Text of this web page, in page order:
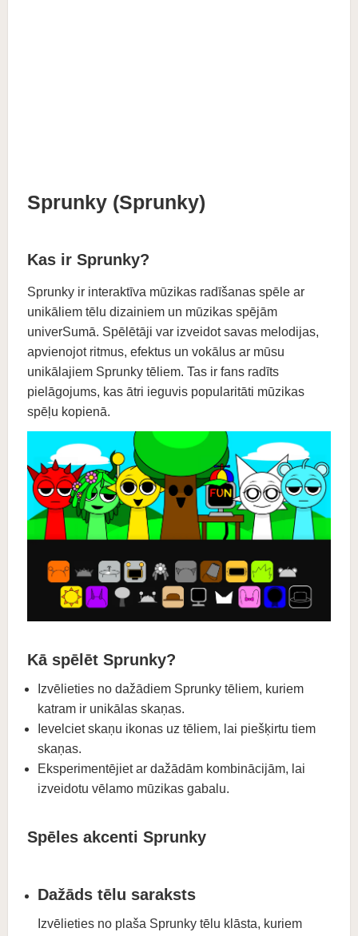
Sprunky (Sprunky)
Kas ir Sprunky?
Sprunky ir interaktīva mūzikas radīšanas spēle ar
unikāliem tēlu dizainiem un mūzikas spējām
univerSumā. Spēlētāji var izveidot savas melodijas,
apvienojot ritmus, efektus un vokālus ar mūsu
unikālajiem Sprunky tēliem. Tas ir fans radīts
pielāgojums, kas ātri ieguvis popularitāti mūzikas
spēļu kopienā.
Kā spēlēt Sprunky?
Izvēlieties no dažādiem Sprunky tēliem, kuriem
katram ir unikālas skaņas.
Ievelciet skaņu ikonas uz tēliem, lai piešķirtu tiem
skaņas.
Eksperimentējiet ar dažādām kombinācijām, lai
izveidotu vēlamo mūzikas gabalu.
Spēles akcenti Sprunky
Dažāds tēlu saraksts
Izvēlieties no plaša Sprunky tēlu klāsta, kuriem